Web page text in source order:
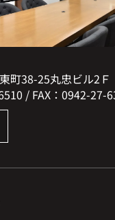
町38-25丸忠ビル2Ｆ
/ FAX：0942-27-